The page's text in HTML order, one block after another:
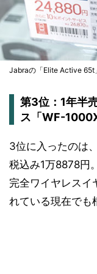
Jabraの「Elite Active 65t」
第3位：1年半
ス「WF-1000X
3位に入ったのは
税込み1万8878円
完全ワイヤレスイ
れている現在でも